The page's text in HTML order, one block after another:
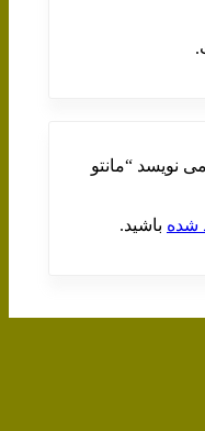
نویسد “مانتو
شده باشید.